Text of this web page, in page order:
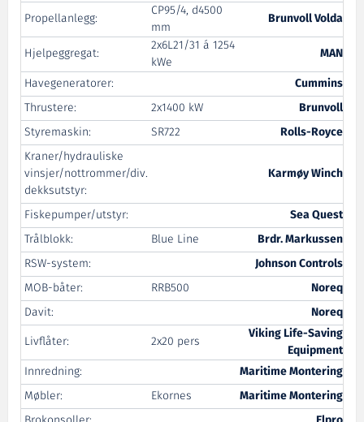
Propellanlegg:
CP95/4, d4500
mm
Brunvoll Volda
Hjelpeggregat:
2x6L21/31 á 1254
kWe
MAN
Havegeneratorer:
Cummins
Thrustere:
2x1400 kW
Brunvoll
Styremaskin:
SR722
Rolls-Royce
Kraner/hydrauliske
vinsjer/nottrommer/div.
dekksutstyr:
Karmøy Winch
Fiskepumper/utstyr:
Sea Quest
Trålblokk:
Blue Line
Brdr. Markussen
RSW-system:
Johnson Controls
MOB-båter:
RRB500
Noreq
Davit:
Noreq
Livflåter:
2x20 pers
Viking Life-Saving
Equipment
Innredning:
Maritime Montering
Møbler:
Ekornes
Maritime Montering